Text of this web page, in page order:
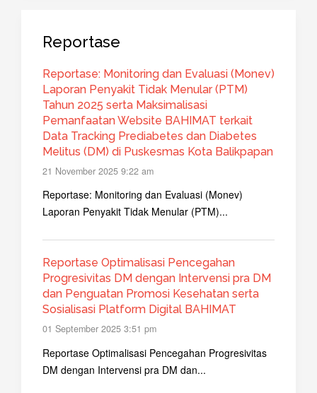
Reportase
Reportase: Monitoring dan Evaluasi (Monev)
Laporan Penyakit Tidak Menular (PTM)
Tahun 2025 serta Maksimalisasi
Pemanfaatan Website BAHIMAT terkait
Data Tracking Prediabetes dan Diabetes
Melitus (DM) di Puskesmas Kota Balikpapan
21 November 2025 9:22 am
Reportase: Monitoring dan Evaluasi (Monev)
Laporan Penyakit Tidak Menular (PTM)...
Reportase Optimalisasi Pencegahan
Progresivitas DM dengan Intervensi pra DM
dan Penguatan Promosi Kesehatan serta
Sosialisasi Platform Digital BAHIMAT
01 September 2025 3:51 pm
Reportase Optimalisasi Pencegahan Progresivitas
DM dengan Intervensi pra DM dan...